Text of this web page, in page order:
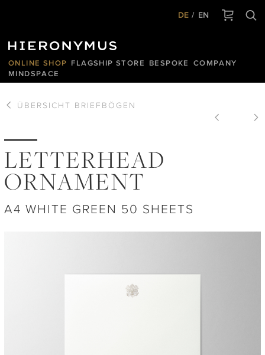
DE EN
ONLINE SHOP FLAGSHIP STORE BESPOKE
COMPANY
MINDSPACE
ÜBERSICHT BRIEFBÖGEN
LETTERHEAD
ORNAMENT
A4 WHITE GREEN 50 SHEETS